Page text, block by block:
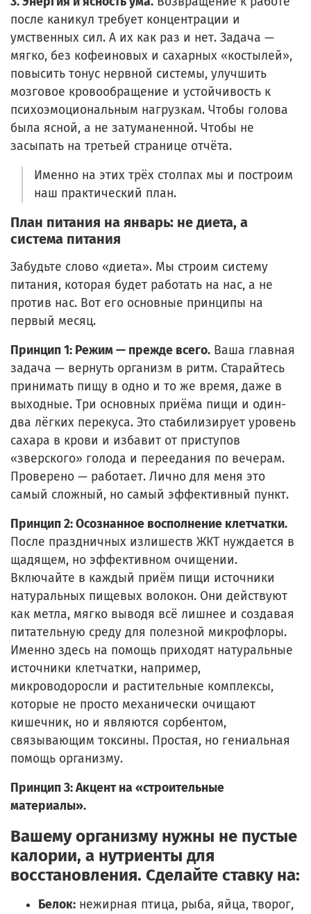
после каникул требует концентрации и
умственных сил. А их как раз и нет. Задача —
мягко, без кофеиновых и сахарных «костылей»,
повысить тонус нервной системы, улучшить
мозговое кровообращение и устойчивость к
психоэмоциональным нагрузкам. Чтобы голова
была ясной, а не затуманенной. Чтобы не
засыпать на третьей странице отчёта.
Именно на этих трёх столпах мы и построим
наш практический план.
План питания на январь: не диета, а
система питания
Забудьте слово «диета». Мы строим систему
питания, которая будет работать на нас, а не
против нас. Вот его основные принципы на
первый месяц.
Принцип 1: Режим — прежде всего. Ваша главная
задача — вернуть организм в ритм. Старайтесь
принимать пищу в одно и то же время, даже в
выходные. Три основных приёма пищи и один-
два лёгких перекуса. Это стабилизирует уровень
сахара в крови и избавит от приступов
«зверского» голода и переедания по вечерам.
Проверено — работает. Лично для меня это
самый сложный, но самый эффективный пункт.
Принцип 2: Осознанное восполнение клетчатки.
После праздничных излишеств ЖКТ нуждается в
щадящем, но эффективном очищении.
Включайте в каждый приём пищи источники
натуральных пищевых волокон. Они действуют
как метла, мягко выводя всё лишнее и создавая
питательную среду для полезной микрофлоры.
Именно здесь на помощь приходят натуральные
источники клетчатки, например,
микроводоросли и растительные комплексы,
которые не просто механически очищают
кишечник, но и являются сорбентом,
связывающим токсины. Простая, но гениальная
помощь организму.
Принцип 3: Акцент на «строительные
материалы».
Вашему организму нужны не пустые
калории, а нутриенты для
восстановления. Сделайте ставку на:
Белок: нежирная птица, рыба, яйца, творог,